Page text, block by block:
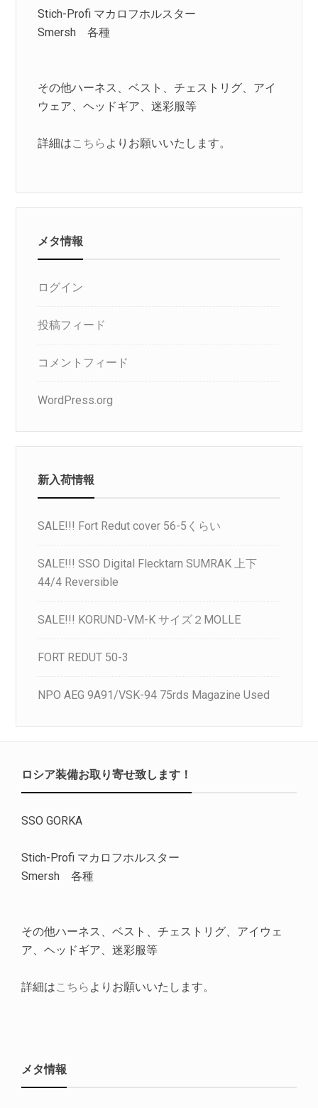
Stich-Profi マカロフホルスター
Smersh 各種
その他ハーネス、ベスト、チェストリグ、アイ
ウェア、ヘッドギア、迷彩服等
詳細はこちら よりお願いいたします。
メタ情報
ログイン
投稿フィード
コメントフィード
WordPress.org
新入荷情報
SALE!!! Fort Redut cover 56-5くらい
SALE!!! SSO Digital Flecktarn SUMRAK 上下
44/4 Reversible
SALE!!! KORUND-VM-K サイズ２MOLLE
FORT REDUT 50-3
NPO AEG 9A91/VSK-94 75rds Magazine Used
ロシア装備お取り寄せ致します！
SSO GORKA
Stich-Profi マカロフホルスター
Smersh 各種
その他ハーネス、ベスト、チェストリグ、アイウェ
ア、ヘッドギア、迷彩服等
詳細はこちら よりお願いいたします。
メタ情報